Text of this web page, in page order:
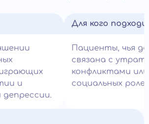
и
Для кого
Пациенты, чья
связана с
конфликтами
социальных